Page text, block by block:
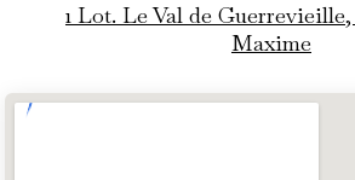
1 Lot. Le Val de Guerrevieille,
Maxime